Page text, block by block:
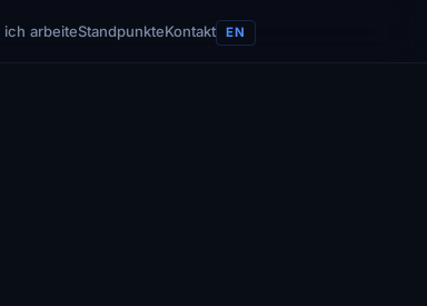
ich arbeiteStandpunkteKontakt EN